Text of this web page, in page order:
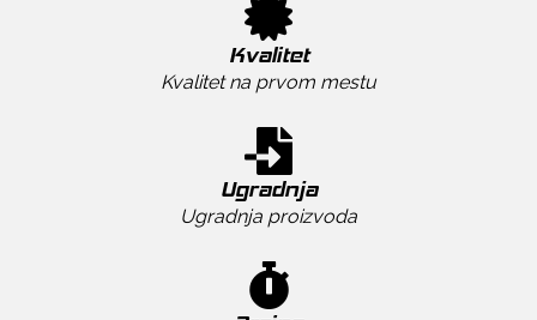
Kvalitet
Kvalitet na prvom mestu
Ugradnja
Ugradnja proizvoda